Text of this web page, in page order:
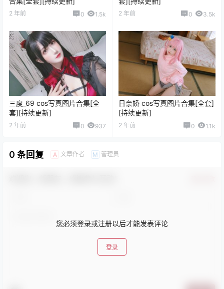
2 年前 0 1.5k 2 年前 0 3.5k
三度_69 cos写真图片合集[全
套][持续更新]
2 年前 0 937
日奈娇 cos写真图片合集[全套]
[持续更新]
2 年前 0 1.1k
0 条回复 A 文章作者 M 管理员
您必须登录或注册以后才能发表评论
登录